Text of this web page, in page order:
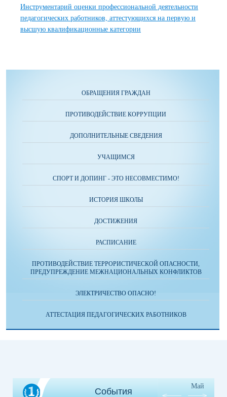
Инструментарий оценки профессиональной деятельности
педагогических работников, аттестующихся на первую и
высшую квалификационные категории
ОБРАЩЕНИЯ ГРАЖДАН
ПРОТИВОДЕЙСТВИЕ КОРРУПЦИИ
ДОПОЛНИТЕЛЬНЫЕ СВЕДЕНИЯ
УЧАЩИМСЯ
СПОРТ И ДОПИНГ - ЭТО НЕСОВМЕСТИМО!
ИСТОРИЯ ШКОЛЫ
ДОСТИЖЕНИЯ
РАСПИСАНИЕ
ПРОТИВОДЕЙСТВИЕ ТЕРРОРИСТИЧЕСКОЙ ОПАСНОСТИ,
ПРЕДУПРЕЖДЕНИЕ МЕЖНАЦИОНАЛЬНЫХ КОНФЛИКТОВ
ЭЛЕКТРИЧЕСТВО ОПАСНО!
АТТЕСТАЦИЯ ПЕДАГОГИЧЕСКИХ РАБОТНИКОВ
События
Май